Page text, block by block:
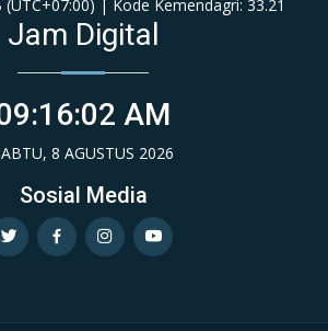
| Kode Kemendagri: 33.21
Jam Digital
AM
8 AGUSTUS 2026
Sosial Media